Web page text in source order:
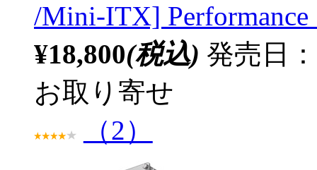
/Mini-ITX]
¥18,800(税込) 発売日
お取り寄せ
（2）